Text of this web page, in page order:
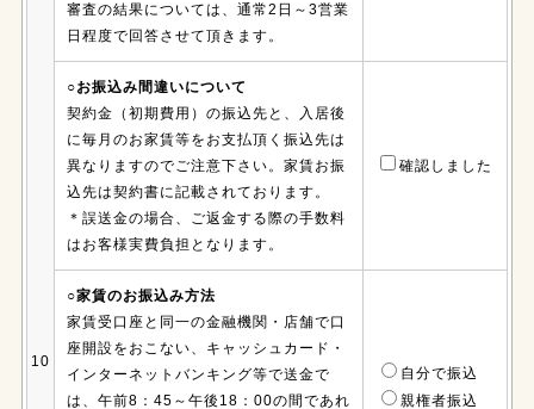
10
審査の結果については、通常2日～3営業
日程度で回答させて頂きます。
○お振込み間違いについて
契約金（初期費用）の振込先と、入居後
に毎月のお家賃等をお支払頂く振込先は
異なりますのでご注意下さい。家賃お振
込先は契約書に記載されております。
＊誤送金の場合、ご返金する際の手数料
はお客様実費負担となります。
確認しました
○家賃のお振込み方法
家賃受口座と同一の金融機関・店舗で口
座開設をおこない、キャッシュカード・
インターネットバンキング等で送金で
は、午前8：45～午後18：00の間であれ
自分で振込
親権者振込